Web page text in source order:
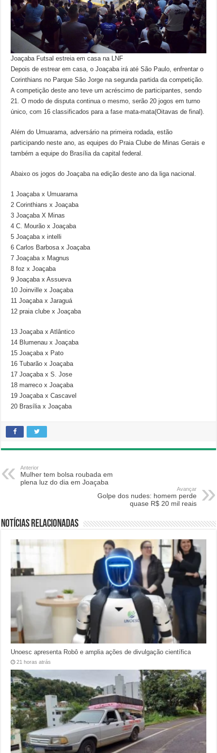
Joaçaba Futsal estreia em casa na LNF
Depois de estrear em casa, o Joaçaba irá até São Paulo, enfrentar o
Corinthians no Parque São Jorge na segunda partida da competição.
A competição deste ano teve um acréscimo de participantes, sendo
21. O modo de disputa continua o mesmo, serão 20 jogos em turno
único, com 16 classificados para a fase mata-mata(Oitavas de final).
Além do Umuarama, adversário na primeira rodada, estão
participando neste ano, as equipes do Praia Clube de Minas Gerais e
também a equipe do Brasília da capital federal.
Abaixo os jogos do Joaçaba na edição deste ano da liga nacional.
1 Joaçaba x Umuarama
2 Corinthians x Joaçaba
3 Joaçaba X Minas
4 C. Mourão x Joaçaba
5 Joaçaba x intelli
6 Carlos Barbosa x Joaçaba
7 Joaçaba x Magnus
8 foz x Joaçaba
9 Joaçaba x Assueva
10 Joinville x Joaçaba
11 Joaçaba x Jaraguá
12 praia clube x Joaçaba
13 Joaçaba x Atlântico
14 Blumenau x Joaçaba
15 Joaçaba x Pato
16 Tubarão x Joaçaba
17 Joaçaba x S. Jose
18 marreco x Joaçaba
19 Joaçaba x Cascavel
20 Brasília x Joaçaba
Anterior
Mulher tem bolsa roubada em
plena luz do dia em Joaçaba
Avançar
Golpe dos nudes: homem perde
quase R$ 20 mil reais
Notícias relacionadas
Unoesc apresenta Robô e amplia ações de divulgação científica
21 horas atrás